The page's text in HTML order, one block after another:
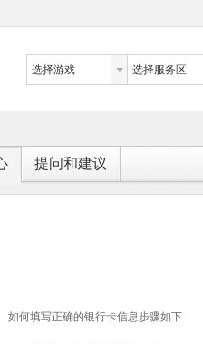
选择游戏 选择服务区
提问和建议
如何填写正确的银行卡信息步骤如下